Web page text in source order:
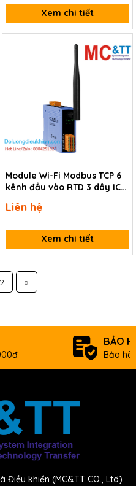
Xem chi tiết
Module Wi-Fi Modbus TCP 6
kênh đầu vào RTD 3 dây ICP
Liên hệ
Xem chi tiết
2 »
BẢO
Bảo
Điều khiển (MC&TT CO., Ltd)